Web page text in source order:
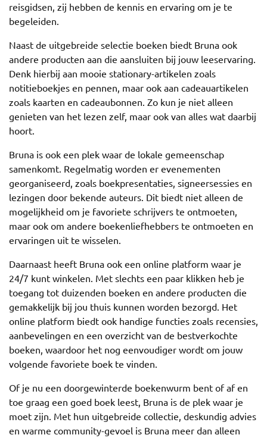
reisgidsen, zij hebben de kennis en ervaring om je te
begeleiden.
Naast de uitgebreide selectie boeken biedt Bruna ook
andere producten aan die aansluiten bij jouw leeservaring.
Denk hierbij aan mooie stationary-artikelen zoals
notitieboekjes en pennen, maar ook aan cadeauartikelen
zoals kaarten en cadeaubonnen. Zo kun je niet alleen
genieten van het lezen zelf, maar ook van alles wat daarbij
hoort.
Bruna is ook een plek waar de lokale gemeenschap
samenkomt. Regelmatig worden er evenementen
georganiseerd, zoals boekpresentaties, signeersessies en
lezingen door bekende auteurs. Dit biedt niet alleen de
mogelijkheid om je favoriete schrijvers te ontmoeten,
maar ook om andere boekenliefhebbers te ontmoeten en
ervaringen uit te wisselen.
Daarnaast heeft Bruna ook een online platform waar je
24/7 kunt winkelen. Met slechts een paar klikken heb je
toegang tot duizenden boeken en andere producten die
gemakkelijk bij jou thuis kunnen worden bezorgd. Het
online platform biedt ook handige functies zoals recensies,
aanbevelingen en een overzicht van de bestverkochte
boeken, waardoor het nog eenvoudiger wordt om jouw
volgende favoriete boek te vinden.
Of je nu een doorgewinterde boekenwurm bent of af en
toe graag een goed boek leest, Bruna is de plek waar je
moet zijn. Met hun uitgebreide collectie, deskundig advies
en warme community-gevoel is Bruna meer dan alleen